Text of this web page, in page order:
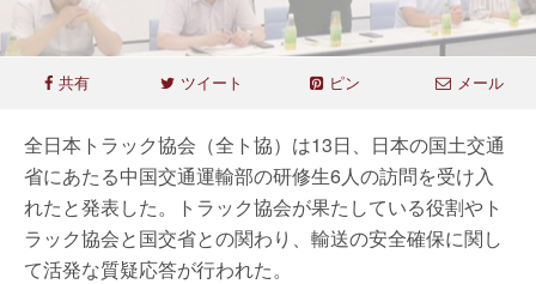
共有 ツイート ピン メール
全日本トラック協会（全ト協）は13日、日本の国土交通
省にあたる中国交通運輸部の研修生6人の訪問を受け入
れたと発表した。トラック協会が果たしている役割やト
ラック協会と国交省との関わり、輸送の安全確保に関し
て活発な質疑応答が行われた。